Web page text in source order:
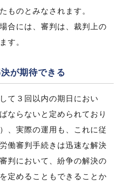
ものとみなされます。
合には、審判は、裁判上の
す。
が期待できる
て３回以内の期日におい
ならないと定められており
、実際の運用も、これに従
働審判手続きは迅速な解決
判において、紛争の解決の
定めることもできることか